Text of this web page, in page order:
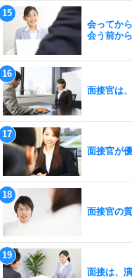
会ってか
会う前か
面接官は
面接官が
面接官の
面接は、